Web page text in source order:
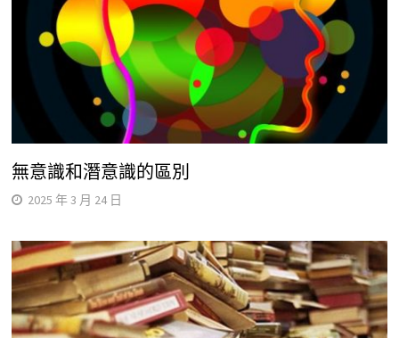
無意識和潛意識的區別
2025 年 3 月 24 日